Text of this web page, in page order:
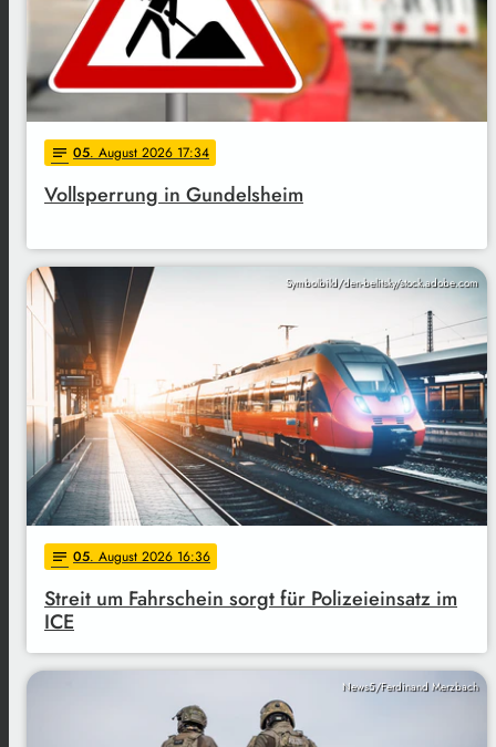
notes 05. August 2026 17:34
Vollsperrung in Gundelsheim
Symbolbild/den-belitsky/stock.adobe.com
notes 05. August 2026 16:36
Streit um Fahrschein sorgt für Polizeieinsatz im
ICE
News5/Ferdinand Merzbach